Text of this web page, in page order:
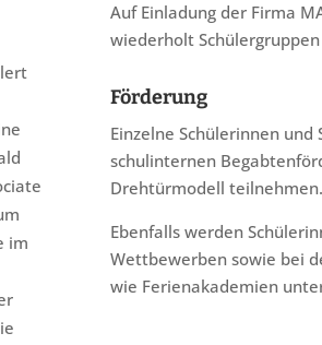
im
Auf Einladung der Firma
wiederholt
Förderung
Einzelne Schülerinnen
schulinternen
Drehtürmodell teilnehmen.
Ebenfalls werden
Wettbewerben sowie bei
wie Ferienakademien